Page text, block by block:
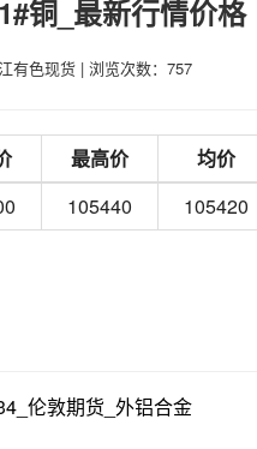
铜_最新行情价格
有色现货 | 浏览次数：757
最高价 均价
105440 105420
伦敦期货_外铝合金